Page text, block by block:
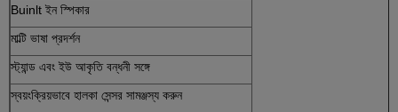
Buinlt ইন স্পিকার
মাল্টি ভাষা প্রদর্শন
স্ট্যান্ড এবং ইউ আকৃতি বন্ধনী সঙ্গে
স্বয়ংক্রিয়ভাবে হালকা সেন্সর সামঞ্জস্য করুন